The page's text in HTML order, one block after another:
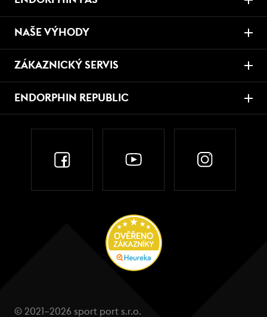
NAŠE VÝHODY
ZÁKAZNICKÝ SERVIS
ENDORPHIN REPUBLIC
© 2021–2026 sport port s.r.o.